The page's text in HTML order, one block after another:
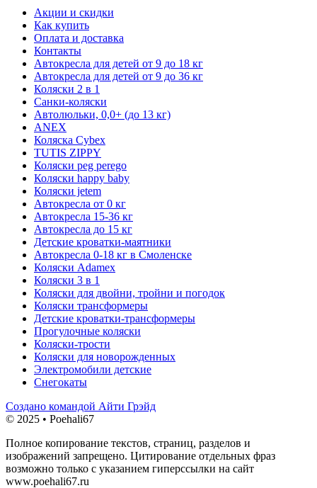
Акции и скидки
Как купить
Оплата и доставка
Контакты
Автокресла для детей от 9 до 18 кг
Автокресла для детей от 9 до 36 кг
Коляски 2 в 1
Санки-коляски
Автолюльки, 0,0+ (до 13 кг)
ANEX
Коляска Cybex
TUTIS ZIPPY
Коляски peg perego
Коляски happy baby
Коляски jetem
Автокресла от 0 кг
Автокресла 15-36 кг
Автокресла до 15 кг
Детские кроватки-маятники
Автокресла 0-18 кг в Смоленске
Коляски Adamex
Коляски 3 в 1
Коляски для двойни, тройни и погодок
Коляски трансформеры
Детские кроватки-трансформеры
Прогулочные коляски
Коляски-трости
Коляски для новорожденных
Электромобили детские
Снегокаты
Создано командой Айти Грэйд
© 2025 • Poehali67
Полное копирование текстов, страниц, разделов и
изображений запрещено. Цитирование отдельных фраз
возможно только с указанием гиперссылки на сайт
www.poehali67.ru